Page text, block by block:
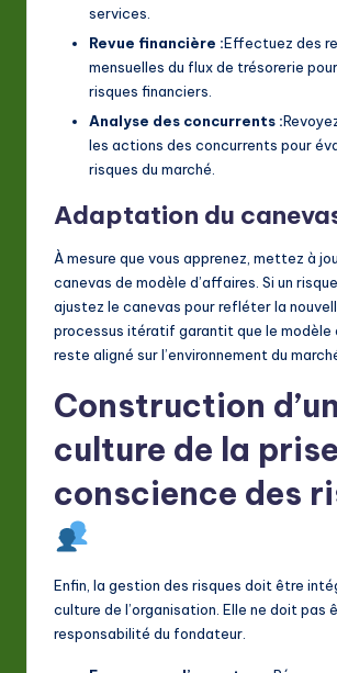
services.
Revue financière :Effectuez des
mensuelles du flux de trésorerie
risques financiers.
Analyse des concurrents :
les actions des concurrents pour
risques du marché.
Adaptation du
À mesure que vous apprenez, mettez à
canevas de modèle d’affaires. Si un
ajustez le canevas pour refléter la
processus itératif garantit que le modèle
reste aligné sur l’environnement du
Construction
culture de la
conscience des
Enfin, la gestion des risques doit être
culture de l’organisation. Elle ne doit pas
responsabilité du fondateur.